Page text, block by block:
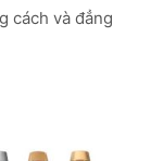
cách và đẳng